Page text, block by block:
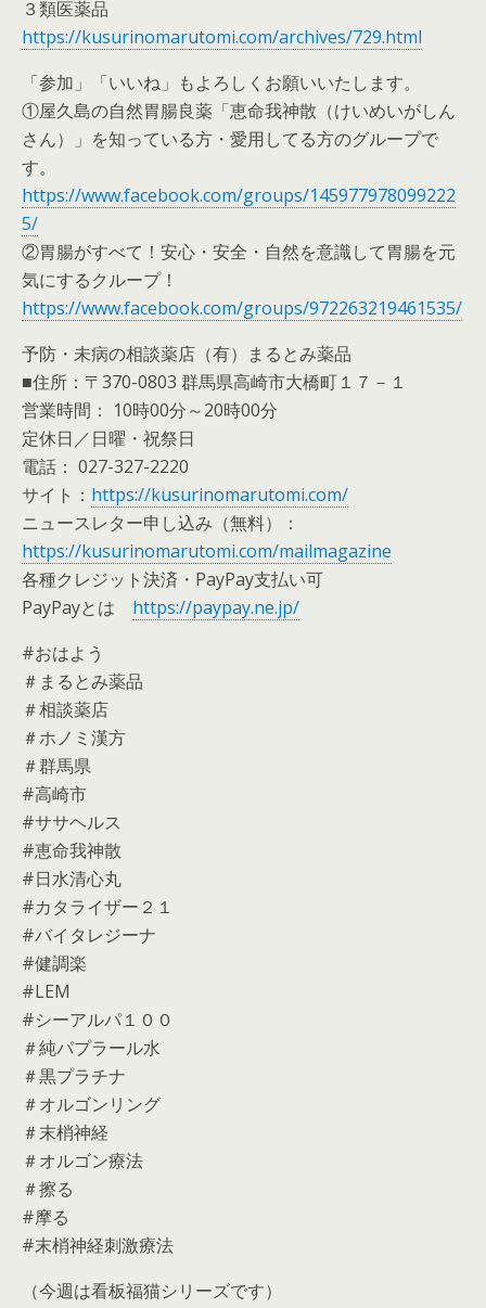
３類医薬品
https://kusurinomarutomi.com/archives/729.html
「参加」「いいね」もよろしくお願いいたします。
①屋久島の自然胃腸良薬「恵命我神散（けいめいがしん
さん）」を知っている方・愛用してる方のグループで
す。
https://www.facebook.com/groups/145977978099222
5/
②胃腸がすべて！安心・安全・自然を意識して胃腸を元
気にするクループ！
https://www.facebook.com/groups/972263219461535/
予防・未病の相談薬店（有）まるとみ薬品
■住所：〒370-0803 群馬県高崎市大橋町１７－１
営業時間： 10時00分～20時00分
定休日／日曜・祝祭日
電話： 027-327-2220
サイト： https://kusurinomarutomi.com/
ニュースレター申し込み（無料）：
https://kusurinomarutomi.com/mailmagazine
各種クレジット決済・PayPay支払い可
PayPayとは https://paypay.ne.jp/
#おはよう
＃まるとみ薬品
＃相談薬店
＃ホノミ漢方
＃群馬県
#高崎市
#ササヘルス
#恵命我神散
#日水清心丸
#カタライザー２１
#バイタレジーナ
#健調楽
#LEM
#シーアルパ１００
＃純パプラール水
＃黒プラチナ
＃オルゴンリング
＃末梢神経
＃オルゴン療法
＃擦る
#摩る
#末梢神経刺激療法
（今週は看板福猫シリーズです）